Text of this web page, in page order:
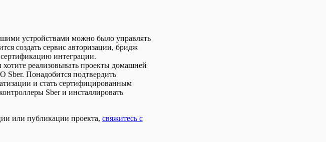
устройствами можно было управлять
создать сервис авторизации, бридж
интеграции.
реализовывать проекты домашней
Sber. Понадобится подтвердить
и стать сертифицированным
Sber и инсталлировать
или публикации проекта, свяжитесь с